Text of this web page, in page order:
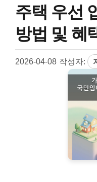
주택 우선
방법 및 혜
2026-04-08 작성자: